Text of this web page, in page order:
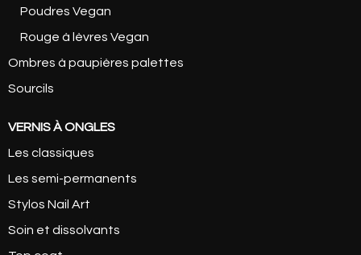
Poudres Vegan
Rouge à lèvres Vegan
Ombres à paupières palettes
Sourcils
VERNIS À ONGLES
Les classiques
Les semi-permanents
Stylos Nail Art
Soin et dissolvants